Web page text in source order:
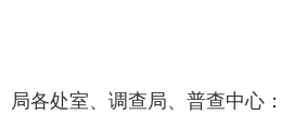
局各处室、调查局、普查中心：